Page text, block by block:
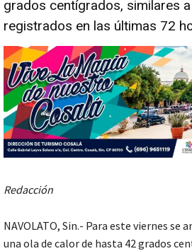
grados centígrados, similares
registrados en las últimas 72
Redacción
NAVOLATO, Sin.- Para este viernes se
una ola de calor de hasta 42 grados